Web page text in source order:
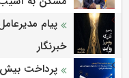
پیام
خبرنگار